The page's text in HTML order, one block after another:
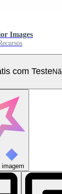
Images
com Teste
imagem